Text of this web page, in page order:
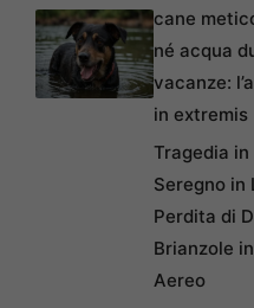
cane
né acqua
vacanze:
in extremis
Tragedia in
Seregno in
Perdita di
Brianzole
Aereo